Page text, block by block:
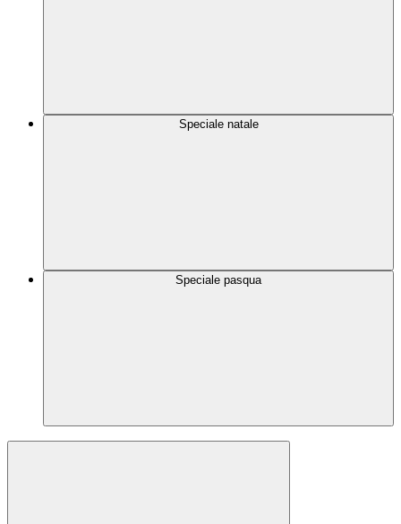
Speciale natale
Speciale pasqua